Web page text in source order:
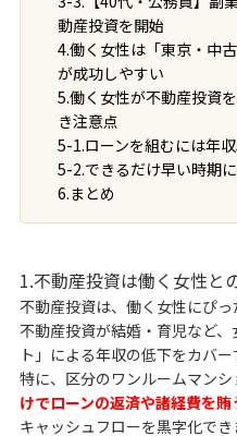
動産投資を開始
4.働く女性は「東京・中
が成功しやすい
5.働く女性が不動産投資
き注意点
5-1.ローンを組むには年
5-2.できるだけ早い時期
6.まとめ
1.不動産投資は働く女性と
不動産投資は、働く女性にぴっ
不動産投資が結婚・育児など
ト」による年収の低下をカバ
特に、区分のワンルームマンシ
けでローンの返済や諸経費を賄
キャッシュフローを黒字化でき